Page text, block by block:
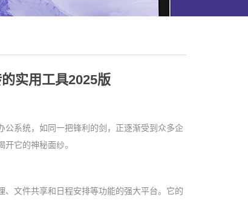
实用工具2025版
系统，如同一把锋利的剑，正逐渐受到众多企
它的神秘面纱。
文件共享和日程安排等功能的强大平台。它的